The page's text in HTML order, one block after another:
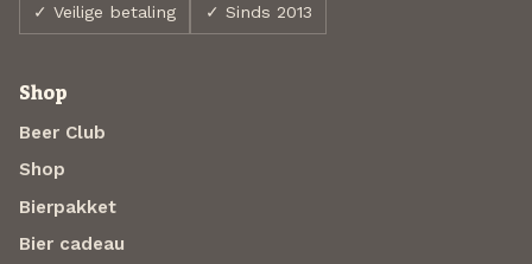
✓ Veilige betaling ✓ Sinds 2013
Shop
Beer Club
Shop
Bierpakket
Bier cadeau